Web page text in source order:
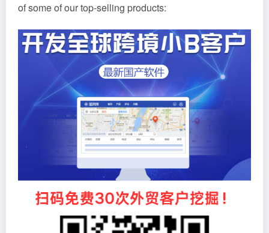
of some of our top-selling products: